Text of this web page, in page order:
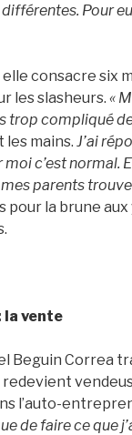
Pour
elle consacre six
les slasheurs. «
trop compliqué
mains. J’ai
c’est normal.
parents
pour la brune
la vente
Beguin Correa
l’auto-
de faire ce que